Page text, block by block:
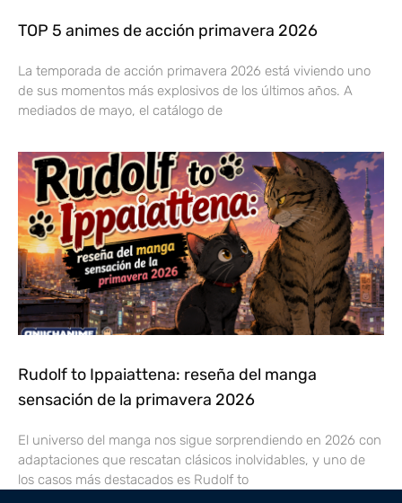
TOP 5 animes de acción primavera 2026
La temporada de acción primavera 2026 está viviendo uno
de sus momentos más explosivos de los últimos años. A
mediados de mayo, el catálogo de
Rudolf to Ippaiattena: reseña del manga
sensación de la primavera 2026
El universo del manga nos sigue sorprendiendo en 2026 con
adaptaciones que rescatan clásicos inolvidables, y uno de
los casos más destacados es Rudolf to